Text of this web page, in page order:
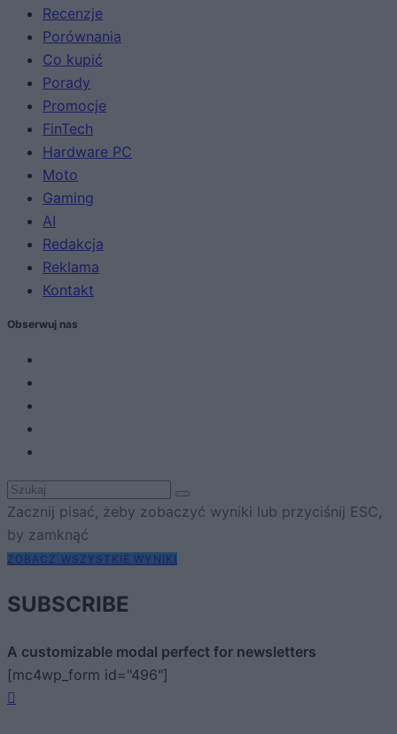
Recenzje
Porównania
Co kupić
Porady
Promocje
FinTech
Hardware PC
Moto
Gaming
AI
Redakcja
Reklama
Kontakt
Obserwuj nas
Zacznij pisać, żeby zobaczyć wyniki lub przyciśnij ESC,
by zamknąć
ZOBACZ WSZYSTKIE WYNIKI
SUBSCRIBE
A customizable modal perfect for newsletters
[mc4wp_form id="496"]